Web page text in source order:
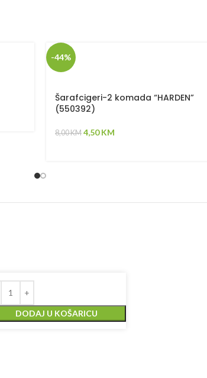
-44%
Šarafcigeri-2 komada “HARDEN”
(550392)
8,00KM 4,50KM
DODAJ U KOŠARICU